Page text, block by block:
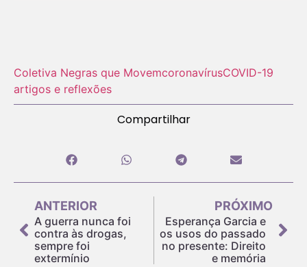
Coletiva Negras que MovemcoronavírusCOVID-19
artigos e reflexões
Compartilhar
ANTERIOR
A guerra nunca foi
contra às drogas,
sempre foi
extermínio
PRÓXIMO
Esperança Garcia e
os usos do passado
no presente: Direito
e memória